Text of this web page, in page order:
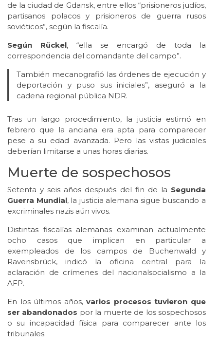
de la ciudad de Gdansk, entre ellos “prisioneros judíos,
partisanos polacos y prisioneros de guerra rusos
soviéticos”, según la fiscalía.
Según Rückel, “ella se encargó de toda la
correspondencia del comandante del campo”.
También mecanografió las órdenes de ejecución y
deportación y puso sus iniciales”, aseguró a la
cadena regional pública NDR.
Tras un largo procedimiento, la justicia estimó en
febrero que la anciana era apta para comparecer
pese a su edad avanzada. Pero las vistas judiciales
deberían limitarse a unas horas diarias.
Muerte de sospechosos
Setenta y seis años después del fin de la Segunda
Guerra Mundial, la justicia alemana sigue buscando a
excriminales nazis aún vivos.
Distintas fiscalías alemanas examinan actualmente
ocho casos que implican en particular a
exempleados de los campos de Buchenwald y
Ravensbrück, indicó la oficina central para la
aclaración de crímenes del nacionalsocialismo a la
AFP.
En los últimos años,varios procesos tuvieron que
ser abandonados por la muerte de los sospechosos
o su incapacidad física para comparecer ante los
tribunales.